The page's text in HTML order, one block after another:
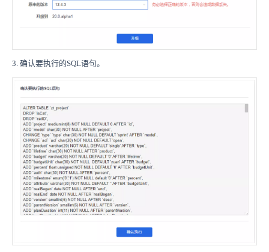
3. 确认要执行的SQL语句。